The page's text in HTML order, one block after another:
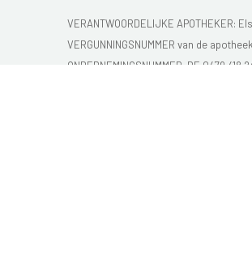
VERANTWOORDELIJKE APOTHEKER:
VERGUNNINGSNUMMER van de
ONDERNEMINGSNUMMER: BE 0479 418